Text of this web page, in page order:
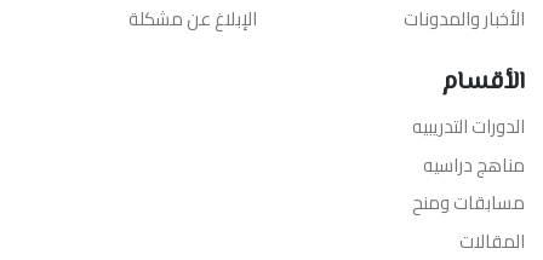
الأخبار والمدونات
الإبلاغ عن مشكلة
الأقسام
الدورات التدريبيه
مناهج دراسيه
مسابقات ومنح
المقالات